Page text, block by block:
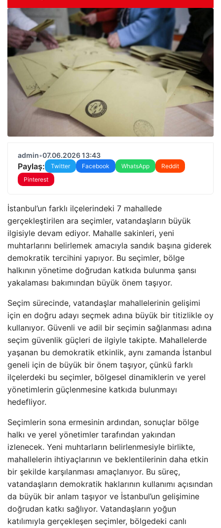
admin•07.06.2026 13:43
Paylaş: Twitter Facebook WhatsApp
Reddit
Pinterest
İstanbul’un farklı ilçelerindeki 7 mahallede
gerçekleştirilen ara seçimler, vatandaşların büyük
ilgisiyle devam ediyor. Mahalle sakinleri, yeni
muhtarlarını belirlemek amacıyla sandık başına giderek
demokratik tercihini yapıyor. Bu seçimler, bölge
halkının yönetime doğrudan katkıda bulunma şansı
yakalaması bakımından büyük önem taşıyor.
Seçim sürecinde, vatandaşlar mahallelerinin gelişimi
için en doğru adayı seçmek adına büyük bir titizlikle oy
kullanıyor. Güvenli ve adil bir seçimin sağlanması adına
seçim güvenlik güçleri de ilgiyle takipte. Mahallelerde
yaşanan bu demokratik etkinlik, aynı zamanda İstanbul
geneli için de büyük bir önem taşıyor, çünkü farklı
ilçelerdeki bu seçimler, bölgesel dinamiklerin ve yerel
yönetimlerin güçlenmesine katkıda bulunmayı
hedefliyor.
Seçimlerin sona ermesinin ardından, sonuçlar bölge
halkı ve yerel yönetimler tarafından yakından
izlenecek. Yeni muhtarların belirlenmesiyle birlikte,
mahallelerin ihtiyaçlarının ve beklentilerinin daha etkin
bir şekilde karşılanması amaçlanıyor. Bu süreç,
vatandaşların demokratik haklarının kullanımı açısından
da büyük bir anlam taşıyor ve İstanbul’un gelişimine
doğrudan katkı sağlıyor. Vatandaşların yoğun
katılımıyla gerçekleşen seçimler, bölgedeki canlı